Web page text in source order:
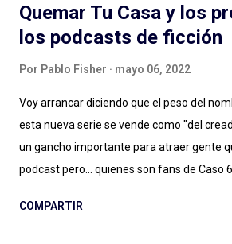
Quemar Tu Casa y los
los podcasts de ficción
Por Pablo Fisher mayo 06, 2022
Voy arrancar diciendo que el peso del
esta nueva serie se vende como "del
un gancho importante para atraer gente
podcast pero... quienes son fans de Caso
ese lugar en el que vamos a seguir a
COMPARTIR